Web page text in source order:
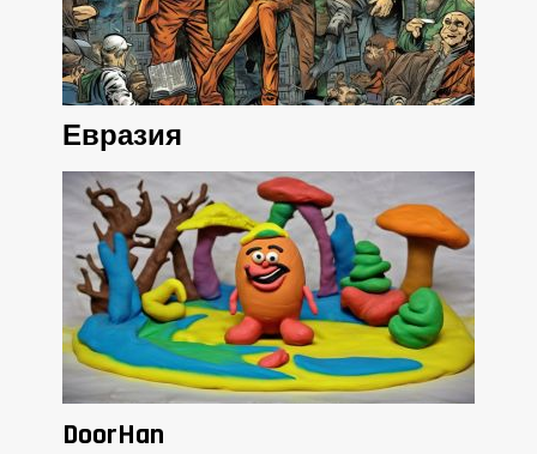
Евразия
DoorHan